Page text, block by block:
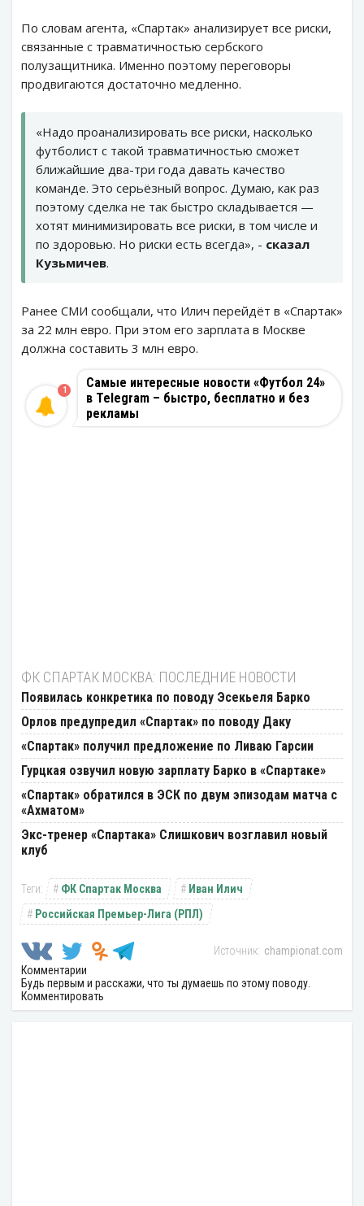
По словам агента, «Спартак» анализирует все риски,
связанные с травматичностью сербского
полузащитника. Именно поэтому переговоры
продвигаются достаточно медленно.
«Надо проанализировать все риски, насколько
футболист с такой травматичностью сможет
ближайшие два-три года давать качество
команде. Это серьёзный вопрос. Думаю, как раз
поэтому сделка не так быстро складывается —
хотят минимизировать все риски, в том числе и
по здоровью. Но риски есть всегда», - сказал
Кузьмичев.
Ранее СМИ сообщали, что Илич перейдёт в «Спартак»
за 22 млн евро. При этом его зарплата в Москве
должна составить 3 млн евро.
Самые интересные новости «Футбол 24»
в Telegram – быстро, бесплатно и без
рекламы
1
ФК СПАРТАК МОСКВА: ПОСЛЕДНИЕ НОВОСТИ
Появилась конкретика по поводу Эсекьеля Барко
Орлов предупредил «Спартак» по поводу Даку
«Спартак» получил предложение по Ливаю Гарсии
Гурцкая озвучил новую зарплату Барко в «Спартаке»
«Спартак» обратился в ЭСК по двум эпизодам матча с
«Ахматом»
Экс-тренер «Спартака» Слишкович возглавил новый
клуб
ФК Спартак Москва
Иван Илич
Российская Премьер-Лига (РПЛ)
championat.com
Комментарии
Будь первым и расскажи, что ты думаешь по этому поводу.
Комментировать